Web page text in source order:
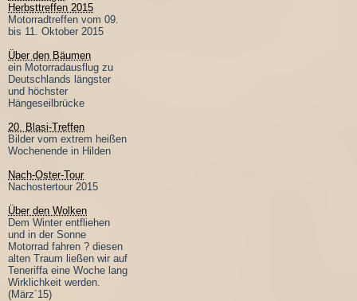
Herbsttreffen 2015
Motorradtreffen vom 09.
bis 11. Oktober 2015
Über den Bäumen
ein Motorradausflug zu
Deutschlands längster
und höchster
Hängeseilbrücke
20. Blasi-Treffen
Bilder vom extrem heißen
Wochenende in Hilden
Nach-Oster-Tour
Nachostertour 2015
Über den Wolken
Dem Winter entfliehen
und in der Sonne
Motorrad fahren ? diesen
alten Traum ließen wir auf
Teneriffa eine Woche lang
Wirklichkeit werden.
(März´15)